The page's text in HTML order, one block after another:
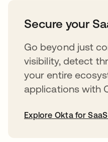
Secure your
Go beyond just
visibility, detect
your entire
applications with
Explore Okta for